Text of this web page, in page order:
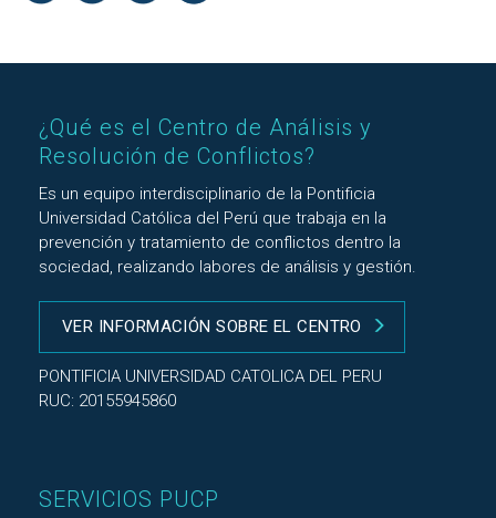
¿Qué es el Centro de Análisis y
Resolución de Conflictos?
Es un equipo interdisciplinario de la Pontificia
Universidad Católica del Perú que trabaja en la
prevención y tratamiento de conflictos dentro la
sociedad, realizando labores de análisis y gestión.
VER INFORMACIÓN SOBRE EL CENTRO
PONTIFICIA UNIVERSIDAD CATOLICA DEL PERU
RUC: 20155945860
SERVICIOS PUCP